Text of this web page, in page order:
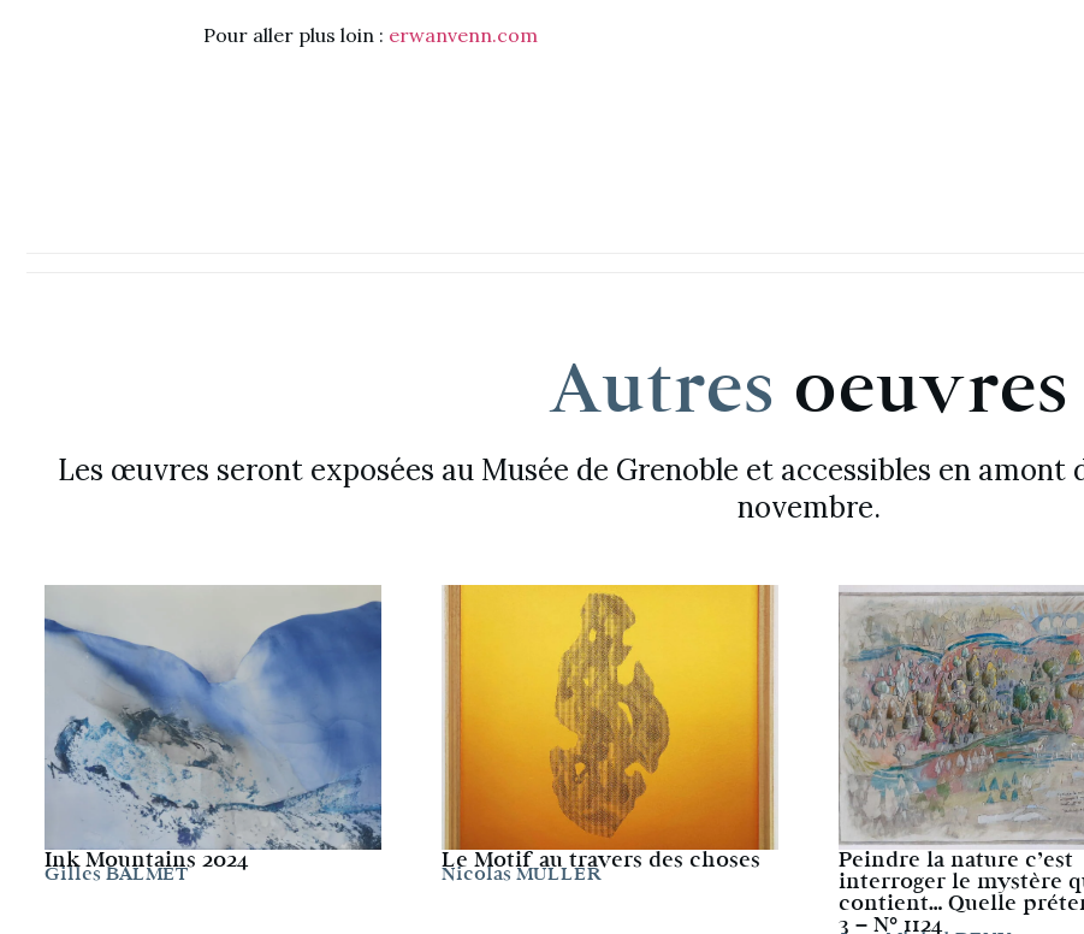
Pour aller plus loin : erwanvenn.com
Autres oeuvres
Les œuvres seront exposées au Musée de Grenoble et accessibles en amont
novembre.
Ink Mountains 2024
Gilles BALMET
Le Motif au travers des choses
Nicolas MULLER
Peindre la nature c’est
interroger le mystère
contient… Quelle
3 – N° 1124